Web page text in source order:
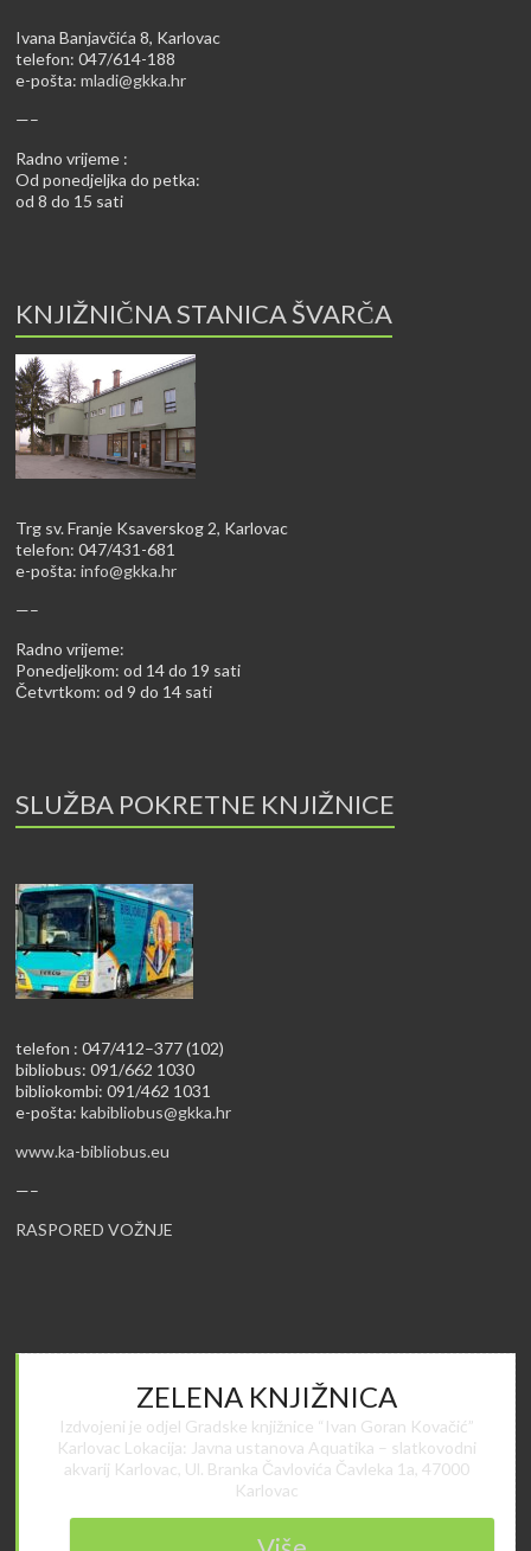
Ivana Banjavčića 8, Karlovac
telefon: 047/614-188
e-pošta:mladi@gkka.hr
—–
Radno vrijeme :
Od ponedjeljka do petka:
od 8 do 15 sati
KNJIŽNIČNA STANICA ŠVARČA
Trg sv. Franje Ksaverskog 2, Karlovac
telefon: 047/431-681
e-pošta:info@gkka.hr
—–
Radno vrijeme:
Ponedjeljkom: od 14 do 19 sati
Četvrtkom: od 9 do 14 sati
SLUŽBA POKRETNE KNJIŽNICE
telefon : 047/412–377 (102)
bibliobus: 091/662 1030
bibliokombi: 091/462 1031
e-pošta:kabibliobus@gkka.hr
www.ka-bibliobus.eu
—–
RASPORED VOŽNJE
ZELENA KNJIŽNICA
Izdvojeni je odjel Gradske knjižnice “Ivan Goran Kovačić”
Karlovac Lokacija: Javna ustanova Aquatika – slatkovodni
akvarij Karlovac, Ul. Branka Čavlovića Čavleka 1a, 47000
Karlovac